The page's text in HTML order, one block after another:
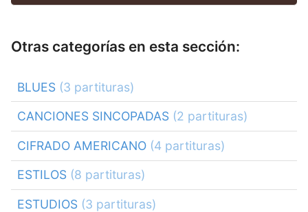
Otras categorías en esta sección:
BLUES (3 partituras)
CANCIONES SINCOPADAS (2 partituras)
CIFRADO AMERICANO (4 partituras)
ESTILOS (8 partituras)
ESTUDIOS (3 partituras)